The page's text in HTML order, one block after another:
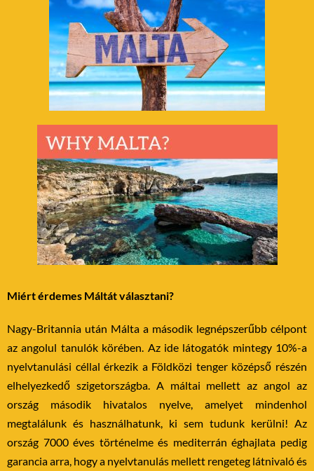
Miért érdemes Máltát választani?
Nagy-Britannia után Málta a második legnépszerűbb célpont
az angolul tanulók körében. Az ide látogatók mintegy 10%-a
nyelvtanulási céllal érkezik a Földközi tenger középső részén
elhelyezkedő szigetországba. A máltai mellett az angol az
ország második hivatalos nyelve, amelyet mindenhol
megtalálunk és használhatunk, ki sem tudunk kerülni! Az
ország 7000 éves történelme és mediterrán éghajlata pedig
garancia arra, hogy a nyelvtanulás mellett rengeteg látnivaló és